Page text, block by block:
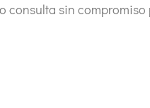
consulta sin